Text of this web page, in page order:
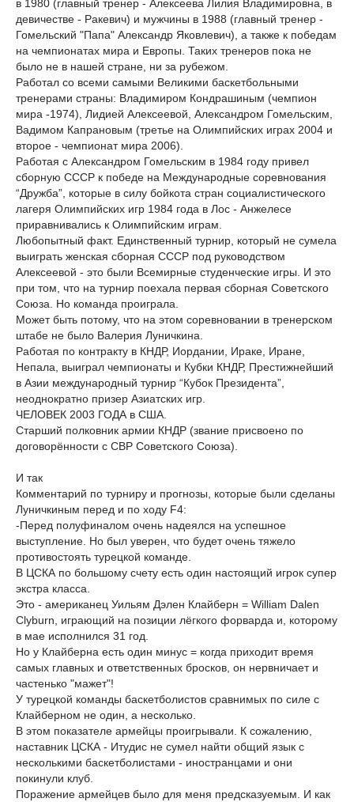
в 1980 (главный тренер - Алексеева Лилия Владимировна, в
девичестве - Ракевич) и мужчины в 1988 (главный тренер -
Гомельский "Папа" Александр Яковлевич), а также к победам
на чемпионатах мира и Европы. Таких тренеров пока не
было не в нашей стране, ни за рубежом.
Работал со всеми самыми Великими баскетбольными
тренерами страны: Владимиром Кондрашиным (чемпион
мира -1974), Лидией Алексеевой, Александром Гомельским,
Вадимом Капрановым (третье на Олимпийских играх 2004 и
второе - чемпионат мира 2006).
Работая с Александром Гомельским в 1984 году привел
сборную СССР к победе на Международные соревнования
“Дружба”, которые в силу бойкота стран социалистического
лагеря Олимпийских игр 1984 года в Лос - Анжелесе
приравнивались к Олимпийским играм.
Любопытный факт. Единственный турнир, который не сумела
выиграть женская сборная СССР под руководством
Алексеевой - это были Всемирные студенческие игры. И это
при том, что на турнир поехала первая сборная Советского
Союза. Но команда проиграла.
Может быть потому, что на этом соревновании в тренерском
штабе не было Валерия Луничкина.
Работая по контракту в КНДР, Иордании, Ираке, Иране,
Непала, выиграл чемпионаты и Кубки КНДР, Престижнейший
в Азии международный турнир “Кубок Президента”,
неоднократно призер Азиатских игр.
ЧЕЛОВЕК 2003 ГОДА в США.
Старший полковник армии КНДР (звание присвоено по
договорённости с СВР Советского Союза).
И так
Комментарий по турниру и прогнозы, которые были сделаны
Луничкиным перед и по ходу F4:
-Перед полуфиналом очень надеялся на успешное
выступление. Но был уверен, что будет очень тяжело
противостоять турецкой команде.
В ЦСКА по большому счету есть один настоящий игрок супер
экстра класса.
Это - американец Уильям Дэлен Клайберн = William Dalen
Clyburn, играющий на позиции лёгкого форварда и, которому
в мае исполнился 31 год.
Но у Клайберна есть один минус = когда приходит время
самых главных и ответственных бросков, он нервничает и
частенько "мажет"!
У турецкой команды баскетболистов сравнимых по силе с
Клайберном не один, а несколько.
В этом показателе армейцы проигрывали. К сожалению,
наставник ЦСКА - Итудис не сумел найти общий язык с
несколькими баскетболистами - иностранцами и они
покинули клуб.
Поражение армейцев было для меня предсказуемым. И как